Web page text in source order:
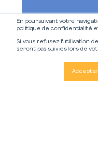
En poursuivant votre
politique de confidentialité
Si vous refusez l'utilisation
seront pas suivies lors de
Nous utilisons des
expérience sur notre site
site, nous